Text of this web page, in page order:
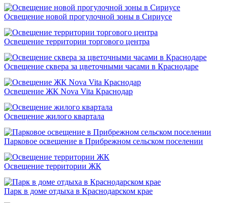
Освещение новой прогулочной зоны в Сириусе
Освещение территории торгового центра
Освещение сквера за цветочными часами в Краснодаре
Освещение ЖК Nova Vita Краснодар
Освещение жилого квартала
Парковое освещение в Прибрежном сельском поселении
Освещение территории ЖК
Парк в доме отдыха в Краснодарском крае